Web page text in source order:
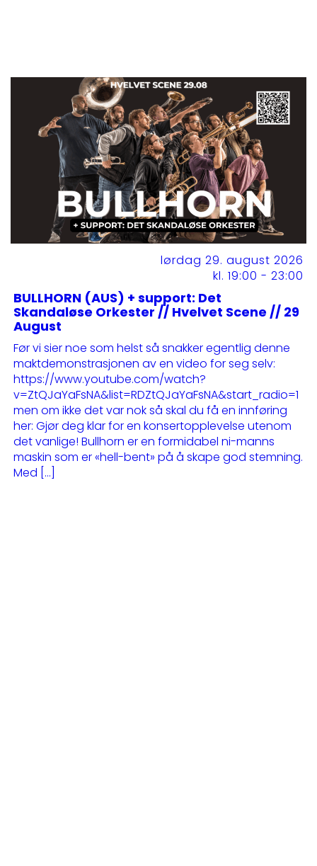
lørdag 29. august 2026
kl. 19:00 - 23:00
BULLHORN (AUS) + support: Det
Skandaløse Orkester // Hvelvet Scene // 29
August
Før vi sier noe som helst så snakker egentlig denne
maktdemonstrasjonen av en video for seg selv:
https://www.youtube.com/watch?
v=ZtQJaYaFsNA&list=RDZtQJaYaFsNA&start_radio=1
men om ikke det var nok så skal du få en innføring
her: Gjør deg klar for en konsertopplevelse utenom
det vanlige! Bullhorn er en formidabel ni-manns
maskin som er «hell-bent» på å skape god stemning.
Med […]